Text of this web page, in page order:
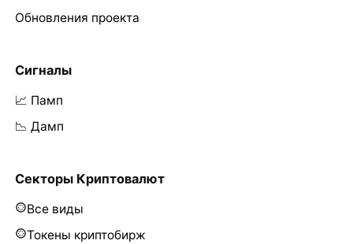
Обновления проекта
Сигналы
📈 Памп
📉 Дамп
Секторы Криптовалют
Все виды
Токены криптобирж